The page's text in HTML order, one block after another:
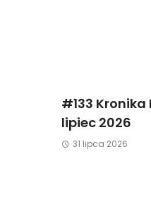
#133 Kronika
lipiec 2026
31 lipca 2026